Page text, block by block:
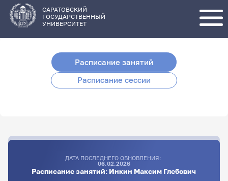
основному
содержанию
САРАТОВСКИЙ
ГОСУДАРСТВЕННЫЙ
УНИВЕРСИТЕТ
Расписание занятий
Расписание сессии
ДАТА ПОСЛЕДНЕГО ОБНОВЛЕНИЯ:
06.02.2026
Расписание занятий: Инкин Максим Глебович